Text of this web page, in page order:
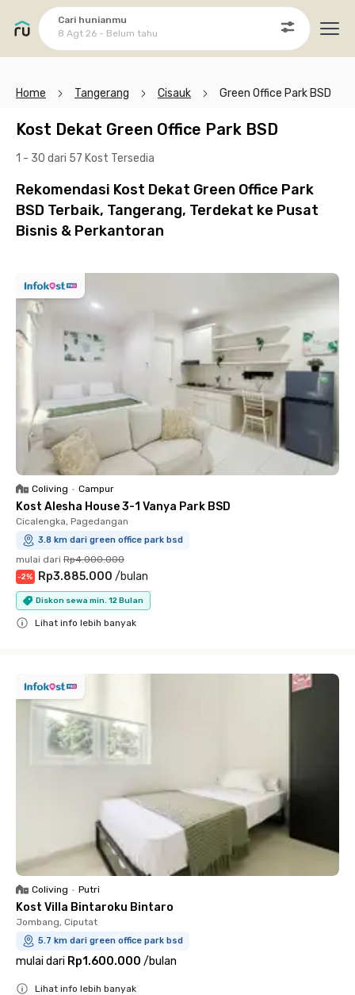
Cari hunianmu
8 Agt 26 - Belum tahu
Home Tangerang Cisauk Green Office Park BSD
Kost Dekat Green Office Park BSD
1 - 30 dari 57 Kost Tersedia
Rekomendasi Kost Dekat Green Office Park
BSD Terbaik, Tangerang, Terdekat ke Pusat
Bisnis & Perkantoran
Coliving • Campur
Kost Alesha House 3-1 Vanya Park BSD
Cicalengka, Pagedangan
3.8 km dari green office park bsd
mulai dari Rp4.000.000
-2% Rp3.885.000 /bulan
Diskon sewa min. 12 Bulan
Lihat info lebih banyak
Coliving • Putri
Kost Villa Bintaroku Bintaro
Jombang, Ciputat
5.7 km dari green office park bsd
mulai dari Rp1.600.000 /bulan
Lihat info lebih banyak